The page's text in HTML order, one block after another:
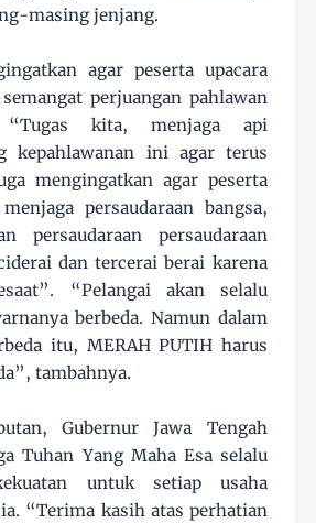
masing jenjang.
agar peserta upacara
perjuangan pahlawan
“Tugas kita, menjaga api
kepahlawanan ini agar terus
mengingatkan agar peserta
persaudaraan bangsa,
persaudaraan persaudaraan
dan tercerai berai karena
“Pelangai akan selalu
berbeda. Namun dalam
itu, MERAH PUTIH harus
tambahnya.
Gubernur Jawa Tengah
Tuhan Yang Maha Esa selalu
untuk setiap usaha
“Terima kasih atas perhatian